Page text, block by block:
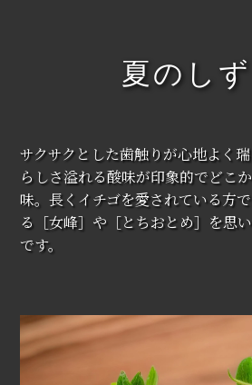
夏のしず
サクサクとした歯触りが心地よく
らしさ溢れる酸味が印象的でどこ
味。長くイチゴを愛されている方
る［女峰］や［とちおとめ］を思
です。